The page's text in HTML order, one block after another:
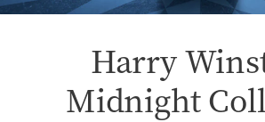
Harry
Midnight